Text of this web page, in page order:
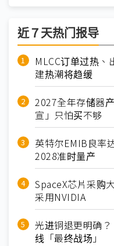
近７天热门报导
MLCC订单过热
建热潮将趋缓
2027全年存储器
宣」只怕买不够
英特尔EMIB良率
2028准时量产
SpaceX芯片采购
采用NVIDIA
光进铜退更明确
线「最终战场」